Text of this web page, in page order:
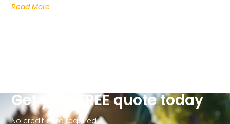
Read More
Get your FREE quote today
No credit card required